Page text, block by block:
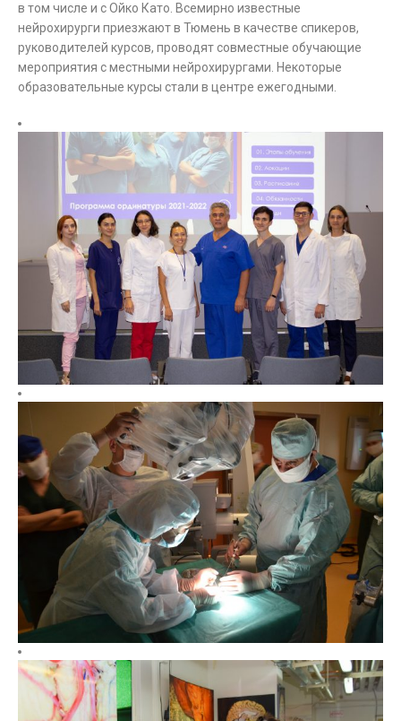
в том числе и с Ойко Като. Всемирно известные
нейрохирурги приезжают в Тюмень в качестве спикеров,
руководителей курсов, проводят совместные обучающие
мероприятия с местными нейрохирургами. Некоторые
образовательные курсы стали в центре ежегодными.